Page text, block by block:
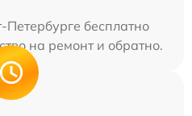
бесплатно
на ремонт и обратно.